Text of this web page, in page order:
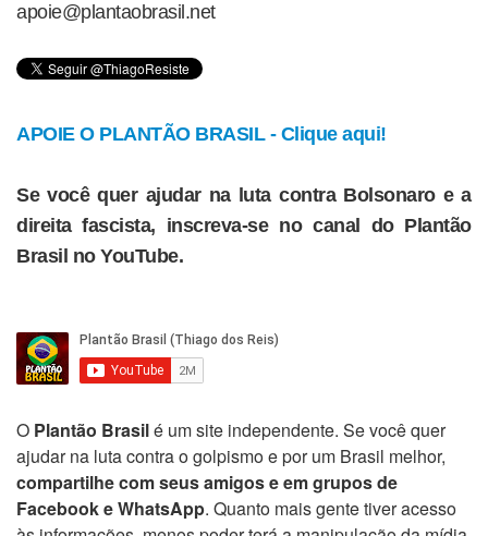
apoie@plantaobrasil.net
APOIE O PLANTÃO BRASIL - Clique aqui!
Se você quer ajudar na luta contra Bolsonaro e a
direita fascista, inscreva-se no canal do Plantão
Brasil no YouTube.
O Plantão Brasilé um site independente. Se você quer
ajudar na luta contra o golpismo e por um Brasil melhor,
compartilhe com seus amigos e em grupos de
Facebook e WhatsApp. Quanto mais gente tiver acesso